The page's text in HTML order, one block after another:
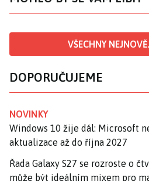
VŠECHNY
DOPORUČUJEME
NOVINKY
Windows 10 žije dál: Microsoft
aktualizace až do října 2027
Řada Galaxy S27 se rozroste o
může být ideálním mixem pro